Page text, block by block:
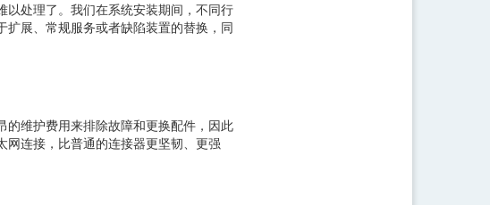
以处理了。我们在系统安装期间，不同行
展、常规服务或者缺陷装置的替换，同
的维护费用来排除故障和更换配件，因此
网连接，比普通的连接器更坚韧、更强